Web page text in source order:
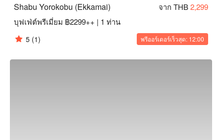
Shabu Yorokobu (Ekkamai) จาก THB2,299
บุฟเฟ่ต์พรีเมี่ยม ฿2299++ | 1 ท่าน
5 (1) พรีออร์เดอร์เร็วสุด: 12:00